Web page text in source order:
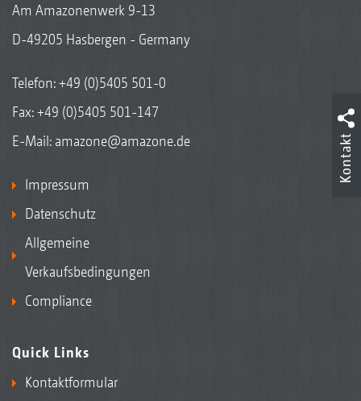
Am Amazonenwerk 9-13
D-49205 Hasbergen - Germany
Telefon:+49 (0)5405 501-0
Fax: +49 (0)5405 501-147
E-Mail: amazone@amazone.de
Impressum
Datenschutz
Allgemeine
Verkaufsbedingungen
Compliance
Quick Links
Kontaktformular
Kontakt